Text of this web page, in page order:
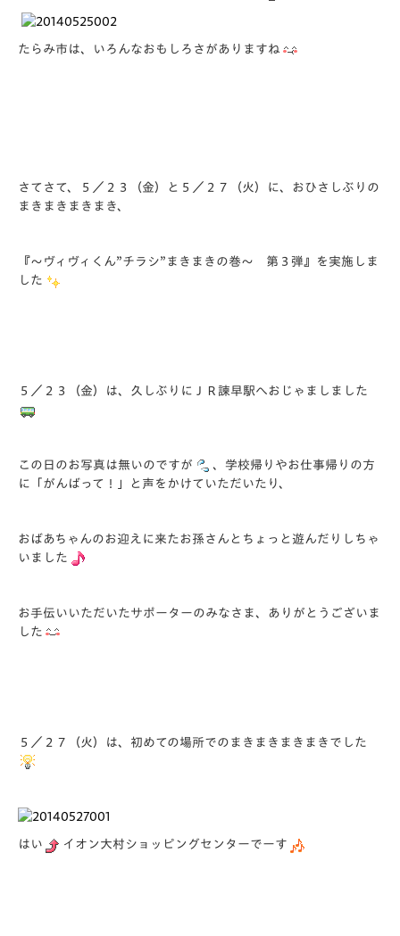
たらみ市は、いろんなおもしろさがありますね
さてさて、５／２３（金）と５／２７（火）に、おひさしぶりの
まきまきまきまき、
『～ヴィヴィくん”チラシ”まきまきの巻～ 第３弾』を実施しま
した
５／２３（金）は、久しぶりにＪＲ諫早駅へおじゃましました
この日のお写真は無いのですが
、学校帰りやお仕事帰りの方
に「がんばって！」と声をかけていただいたり、
おばあちゃんのお迎えに来たお孫さんとちょっと遊んだりしちゃ
いました
お手伝いいただいたサポーターのみなさま、ありがとうございま
した
５／２７（火）は、初めての場所でのまきまきまきまきでした
はい イオン大村ショッピングセンターでーす